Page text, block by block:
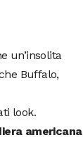
un’insolita
Buffalo,
look.
americana